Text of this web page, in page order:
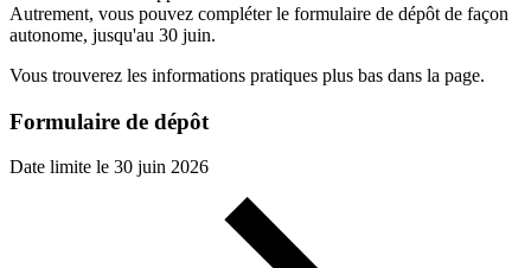
Autrement, vous pouvez compléter le formulaire de dépôt de façon
autonome, jusqu'au 30 juin.
Vous trouverez les informations pratiques plus bas dans la page.
Formulaire de dépôt
Date limite le 30 juin 2026